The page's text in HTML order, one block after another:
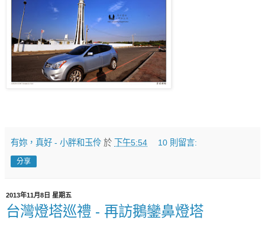
有妳，真好 - 小胖和玉伶 於 下午5:54 10 則留言:
分享
2013年11月8日 星期五
台灣燈塔巡禮 - 再訪鵝鑾鼻燈塔